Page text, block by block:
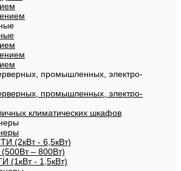
промышленных, электро-
промышленных, электро-
климатических шкафов
- 6,5кВт)
– 800Вт)
- 1,5кВт)